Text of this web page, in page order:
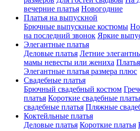
вечерние платья Новогодние
Платья на выпускной
Брючные выпускные костюмы
на последний звонок Яркие
Элегантные платья
Деловые платья Летние
мамы невесты или жениха
Элегантные платья размера плюс
Свадебные платья
Брючный свадебный костюм
платья Короткие свадебные
свадебные платья Пляжные
Коктейльные платья
Деловые платья Короткие платья